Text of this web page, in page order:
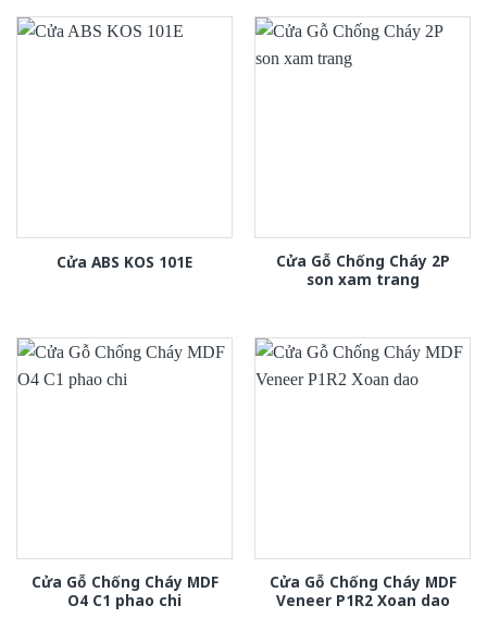
Cửa ABS KOS 101E
Cửa Gỗ Chống Cháy 2P
son xam trang
Cửa Gỗ Chống Cháy MDF
O4 C1 phao chi
Cửa Gỗ Chống Cháy MDF
Veneer P1R2 Xoan dao